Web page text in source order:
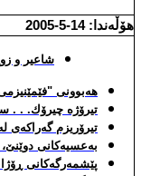
هۆڵه‌ندا: 14-5-2005
شاعیر و
هه‌بوونی
تیرۆژه‌ چیرۆك. . .
تیرۆریزم گه‌راكه‌ی
به‌عسیه‌كانی
پێشمه‌رگه‌كانی